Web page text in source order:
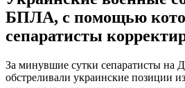
БПЛА, с помощью
сепаратисты
За минувшие сутки сепаратисты на
обстреливали украинские позиции